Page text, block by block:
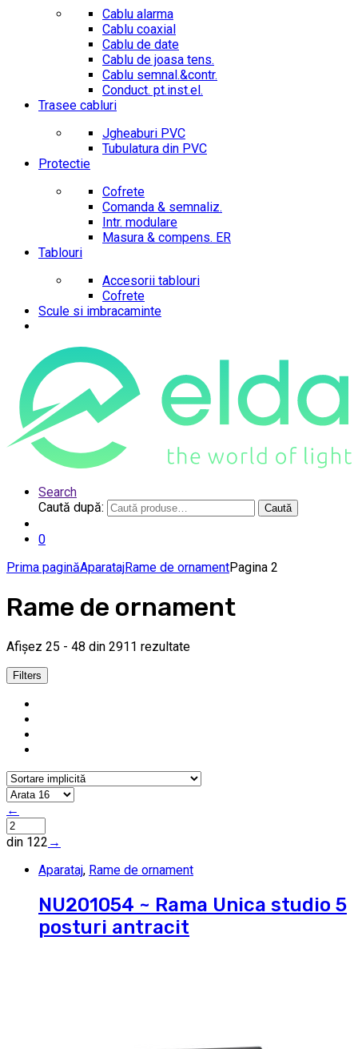
Cablu alarma
Cablu coaxial
Cablu de date
Cablu de joasa tens.
Cablu semnal.&contr.
Conduct. pt.inst.el.
Trasee cabluri
Jgheaburi PVC
Tubulatura din PVC
Protectie
Cofrete
Comanda & semnaliz.
Intr. modulare
Masura & compens. ER
Tablouri
Accesorii tablouri
Cofrete
Scule si imbracaminte
Search
Caută după:
Caută
0
Prima paginăAparatajRame de ornamentPagina 2
Rame de ornament
Afișez 25 - 48 din 2911 rezultate
Filters
←
din 122 →
Aparataj, Rame de ornament
NU201054 ~ Rama Unica studio 5
posturi antracit